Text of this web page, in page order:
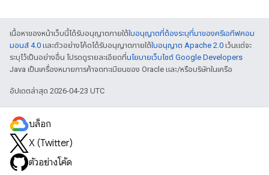
เนื้อหาของหน้าเว็บนี้ได้รับอนุญาตภายใต้ใบอนุญาตที่ต้องระบุที่มาของครีเอทีฟคอม
มอนส์ 4.0 และตัวอย่างโค้ดได้รับอนุญาตภายใต้ใบอนุญาต Apache 2.0 เว้นแต่จะ
ระบุไว้เป็นอย่างอื่น โปรดดูรายละเอียดที่นโยบายเว็บไซต์ Google Developers
Java เป็นเครื่องหมายการค้าจดทะเบียนของ Oracle และ/หรือบริษัทในเครือ
อัปเดตล่าสุด 2026-04-23 UTC
บล็อก
X (Twitter)
ตัวอย่างโค้ด